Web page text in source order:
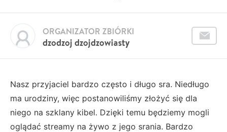
dzodzoj dzojdzowiasty
ORGANIZATOR ZBIÓRKI
Nasz przyjaciel bardzo często i długo sra. Niedługo
ma urodziny, więc postanowiliśmy złożyć się dla
niego na szklany kibel. Dzięki temu będziemy mogli
oglądać streamy na żywo z jego srania. Bardzo